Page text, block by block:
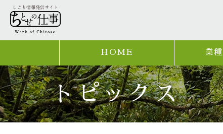
HOME 業
トピックス